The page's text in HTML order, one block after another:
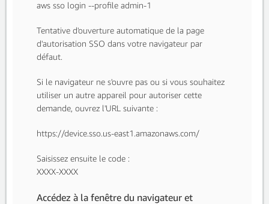
aws sso login --profile admin-1
Tentative d'ouverture automatique de la page
d'autorisation SSO dans votre navigateur par
défaut.
Si le navigateur ne s'ouvre pas ou si vous souhaitez
utiliser un autre appareil pour autoriser cette
demande, ouvrez l'URL suivante :
https://device.sso.us-east1.amazonaws.com/
Saisissez ensuite le code :
XXXX-XXXX
Accédez à la fenêtre du navigateur et